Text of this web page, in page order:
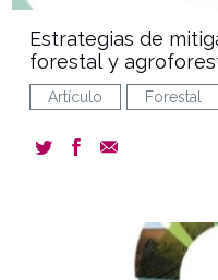
Estrategias de
forestal y
Artículo Forestal